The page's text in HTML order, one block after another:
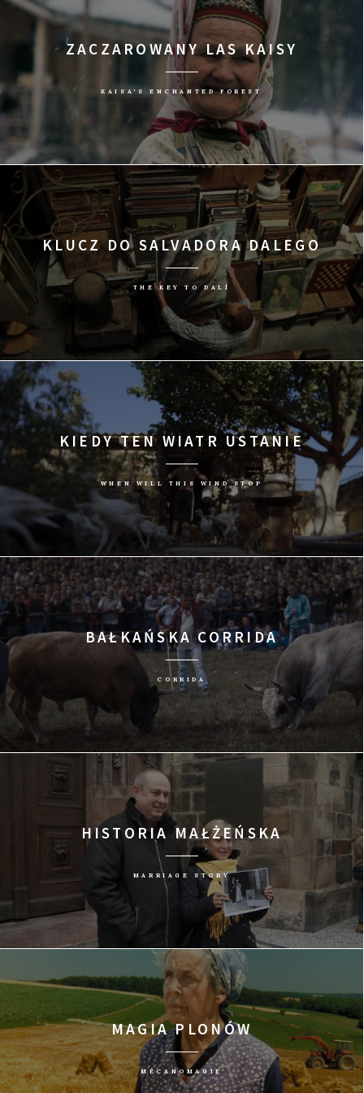
ZACZAROWANY LAS KAISY
KAISA'S ENCHANTED FOREST
KLUCZ DO SALVADORA DALEGO
THE KEY TO DALÍ
KIEDY TEN WIATR USTANIE
WHEN WILL THIS WIND STOP
BAŁKAŃSKA CORRIDA
CORRIDA
HISTORIA MAŁŻEŃSKA
MARRIAGE STORY
MAGIA PLONÓW
MÉCANOMAGIE